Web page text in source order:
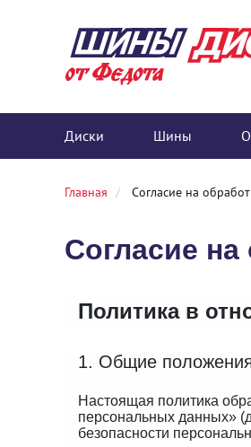
Диски Шины
Главная Согласие на
Согласие
Политика в
1. Общие
Настоящая политика
персональных данных»
безопасности